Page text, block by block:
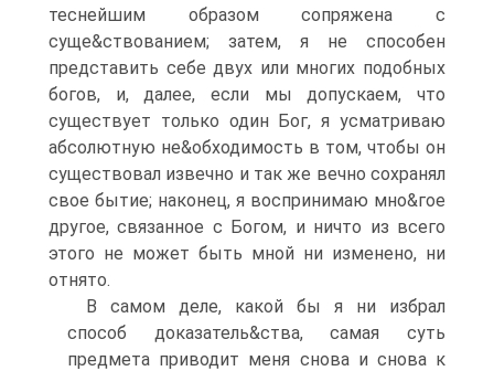
теснейшим образом сопряжена с
суще&ствованием; затем, я не способен
представить себе двух или многих подобных
богов, и, далее, если мы допускаем, что
существует только один Бог, я усматриваю
абсолютную не&обходимость в том, чтобы он
существовал извечно и так же вечно сохранял
свое бытие; наконец, я воспринимаю мно&гое
другое, связанное с Богом, и ничто из всего
этого не может быть мной ни изменено, ни
отнято.
В самом деле, какой бы я ни избрал
способ доказатель&ства, самая суть
предмета приводит меня снова и снова к